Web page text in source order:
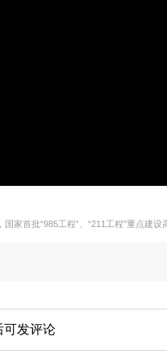
家首批“985工程”、“211工程”重点建设
可发评论